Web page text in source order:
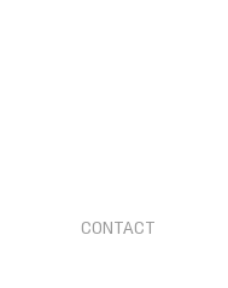
CONTACT